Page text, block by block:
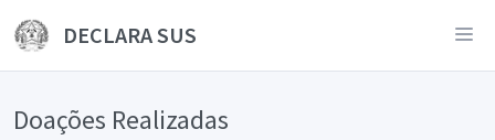
DECLARA SUS
Doações Realizadas